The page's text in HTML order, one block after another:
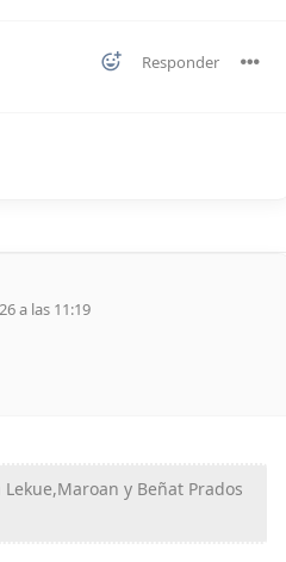
Responder
a las 11:19
Lekue,Maroan y Beñat Prados